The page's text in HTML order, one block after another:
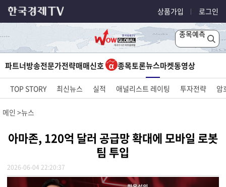
상품가입 로그인
종목예측
파트너방송전문가전략매매신호 종목토론뉴스마켓동영상
TOP STORY 최신뉴스 실적 애널리스트 레이팅 투자전략 암
메인 뉴스
아마존, 120억 달러 공급망 확대에 모바일 로봇
팀 투입
2026-06-04 22:20:37